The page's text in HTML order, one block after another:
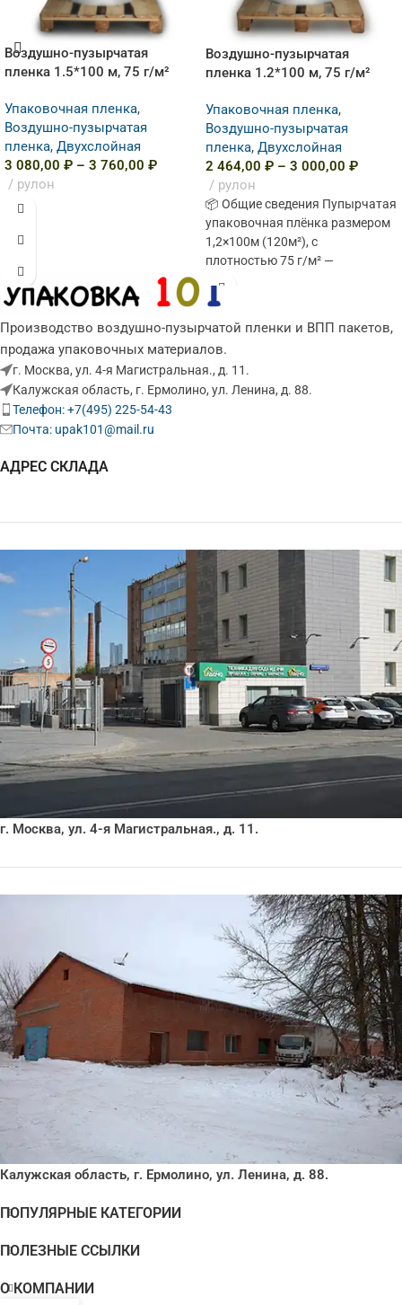
Воздушно-пузырчатая
пленка 1.5*100 м, 75 г/м²
Упаковочная пленка,
Воздушно-пузырчатая
пленка, Двухслойная
3 080,00 ₽ – 3 760,00 ₽
рулон
Воздушно-пузырчатая
пленка 1.2*100 м, 75 г/м²
Упаковочная пленка,
Воздушно-пузырчатая
пленка, Двухслойная
2 464,00 ₽ – 3 000,00 ₽
рулон
📦 Общие сведения Пупырчатая
упаковочная плёнка размером
1,2×100м (120м²), с
плотностью 75 г/м² —
надёжной амортизации и
Производство воздушно-пузырчатой пленки и ВПП пакетов,
продажа упаковочных материалов.
г. Москва, ул. 4-я Магистральная., д. 11.
Калужская область, г. Ермолино, ул. Ленина, д. 88.
Телефон: +7(495) 225-54-43
Почта: upak101@mail.ru
АДРЕС СКЛАДА
г. Москва, ул. 4-я Магистральная., д. 11.
Калужская область, г. Ермолино, ул. Ленина, д. 88.
ПОПУЛЯРНЫЕ КАТЕГОРИИ
ПОЛЕЗНЫЕ ССЫЛКИ
О КОМПАНИИ